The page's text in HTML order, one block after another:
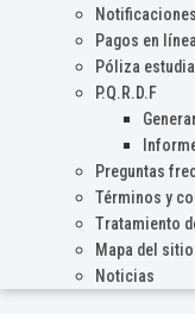
Pagos en línea
Póliza
P.Q.R.D.F
Preguntas
Términos y
Tratamiento
Mapa del sitio
Noticias